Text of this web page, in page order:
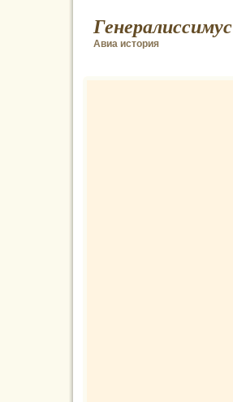
Генералиссимус
Авиа история